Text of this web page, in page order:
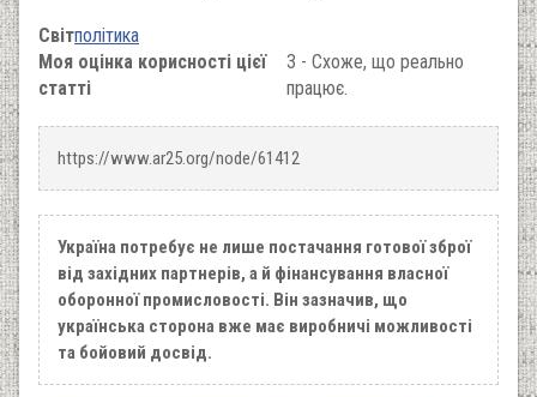
Світполітика
Моя оцінка корисності цієї
статті
3 - Схоже, що реально
працює.
https://www.ar25.org/node/61412
Україна потребує не лише постачання готової зброї
від західних партнерів, а й фінансування власної
оборонної промисловості. Він зазначив, що
українська сторона вже має виробничі можливості
та бойовий досвід.